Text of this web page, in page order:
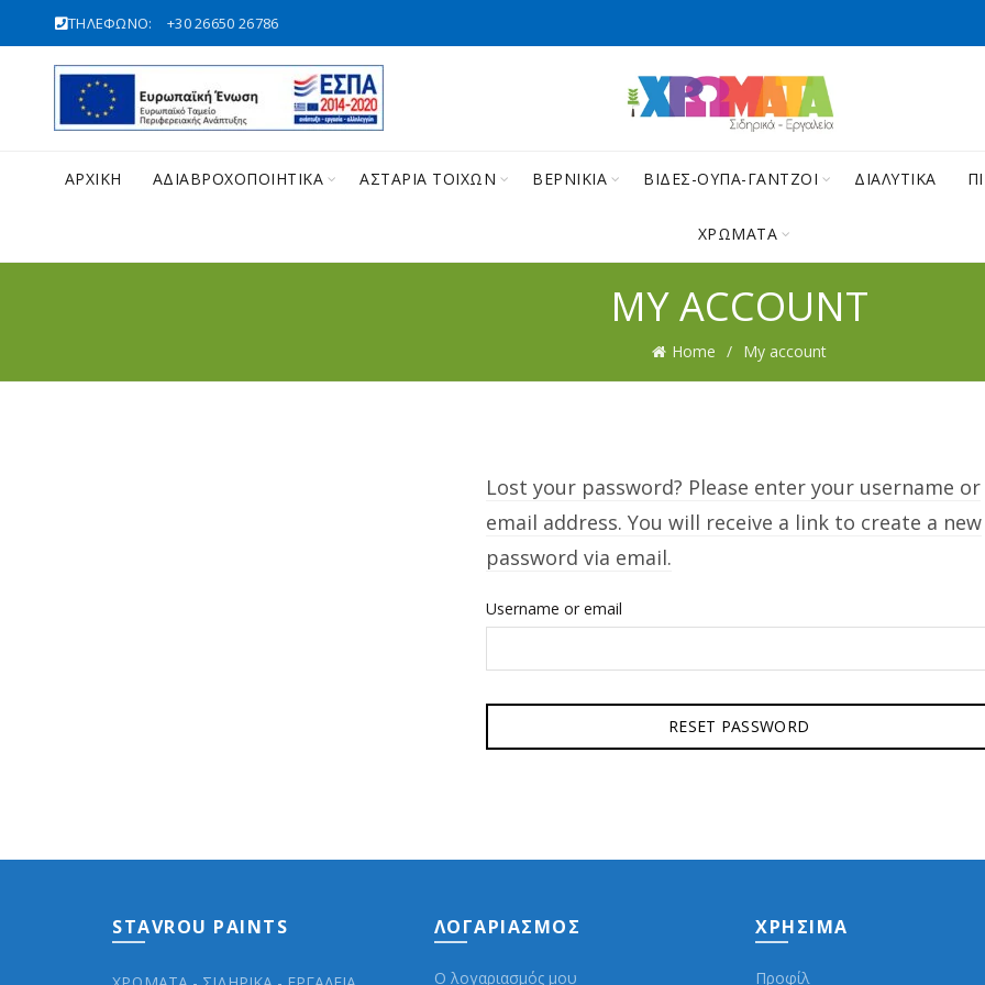
ΤΗΛΕΦΩΝΟ: +30 26650 26786
ΑΡΧΙΚΉ ΑΔΙΑΒΡΟΧΟΠΟΙΗΤΙΚΑ ΑΣΤΑΡΙΑ ΤΟΙΧΩΝ ΒΕΡΝΙΚΙΑ ΒΙΔΕΣ-ΟΥΠΑ-ΓΑΝΤΖΟΙ ΔΙΑΛΥΤΙΚΑ
ΧΡΩΜΑΤΑ
MY ACCOUNT
Home My account
Lost your password? Please enter your username or
email address. You will receive a link to create a new
password via email.
Username or email
RESET PASSWORD
STAVROU PAINTS ΛΟΓΑΡΙΑΣΜΌΣ
Ο λογαριασμός μου
ΧΡΉΣΙΜΑ
Προφίλ